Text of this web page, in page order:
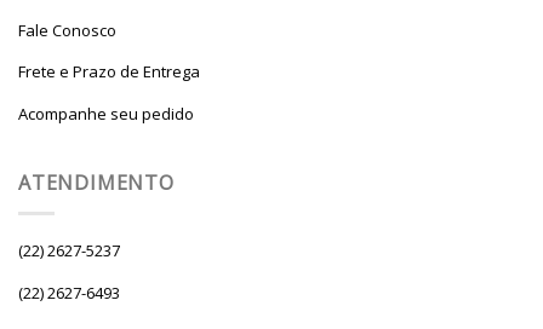
Fale Conosco
Frete e Prazo de Entrega
Acompanhe seu pedido
ATENDIMENTO
(22) 2627-5237
(22) 2627-6493